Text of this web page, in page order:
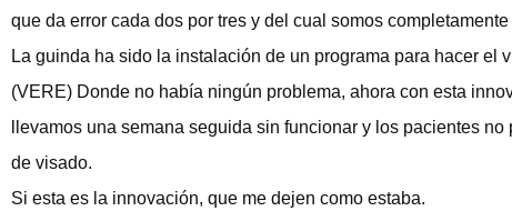
que da error cada dos por tres y del cual somos
La guinda ha sido la instalación de un programa para hacer
(VERE) Donde no había ningún problema, ahora con esta
llevamos una semana seguida sin funcionar y los pacientes
de visado.
Si esta es la innovación, que me dejen como estaba.